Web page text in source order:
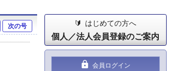
次の号 はじめての方へ
個人／法人会員登録のご案内
lock 会員ログイン